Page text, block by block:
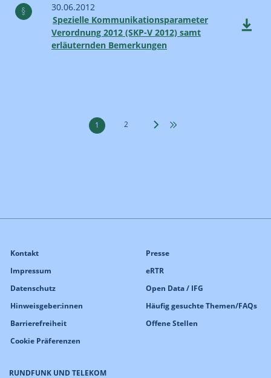
30.06.2012
Spezielle Kommunikationsparameter
Verordnung 2012 (SKP-V 2012) samt
erläuternden Bemerkungen
1 2
RUNDFUNK UND TELEKOM
Kontakt
Impressum
Datenschutz
Hinweisgeber:innen
Barrierefreiheit
Cookie Präferenzen
Presse
eRTR
Open Data / IFG
Häufig gesuchte Themen/FAQs
Offene Stellen